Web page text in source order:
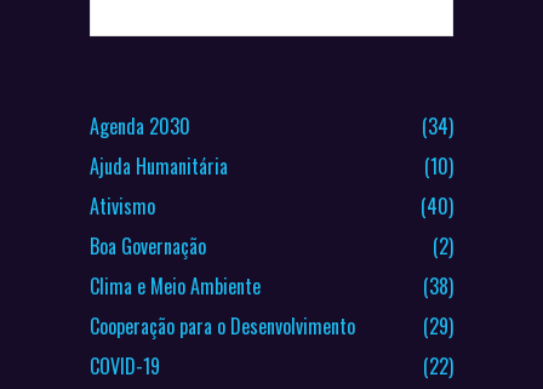
Agenda 2030
(34)
Ajuda Humanitária
(10)
Ativismo
(40)
Boa Governação
(2)
Clima e Meio Ambiente
(38)
Cooperação para o Desenvolvimento
(29)
COVID-19
(22)